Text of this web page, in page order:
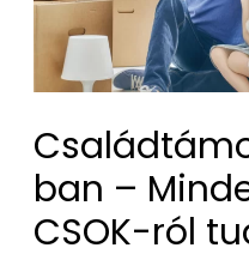
ban –
CSOK-ról